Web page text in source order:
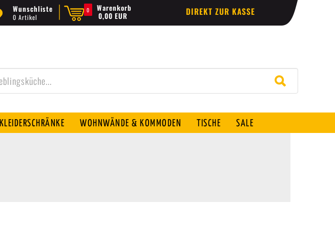
Wunschliste
0 Artikel
Warenkorb
0,00 EUR
0 DIREKT ZUR KASSE
KLEIDERSCHRÄNKE WOHNWÄNDE & KOMMODEN TISCHE SALE